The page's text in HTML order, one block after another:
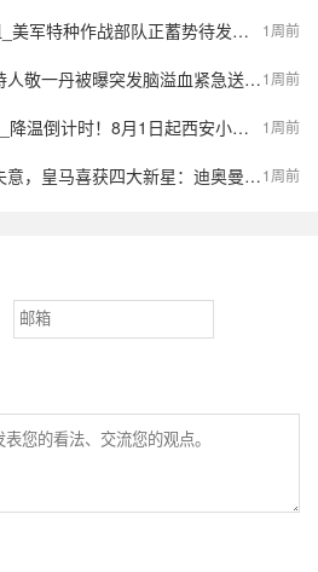
1周前
势待发，派数千美军入境伊朗，强行夺取9吨铀浓缩？
1周前
紧急送医，最新公众号置顶评论回应：不信谣，不传谣
1周前
起西安小到中雨，陕西局地大到暴雨，气象预报→
1周前
：迪奥曼德、B席、库库雷利亚与邓弗里斯的转会内幕